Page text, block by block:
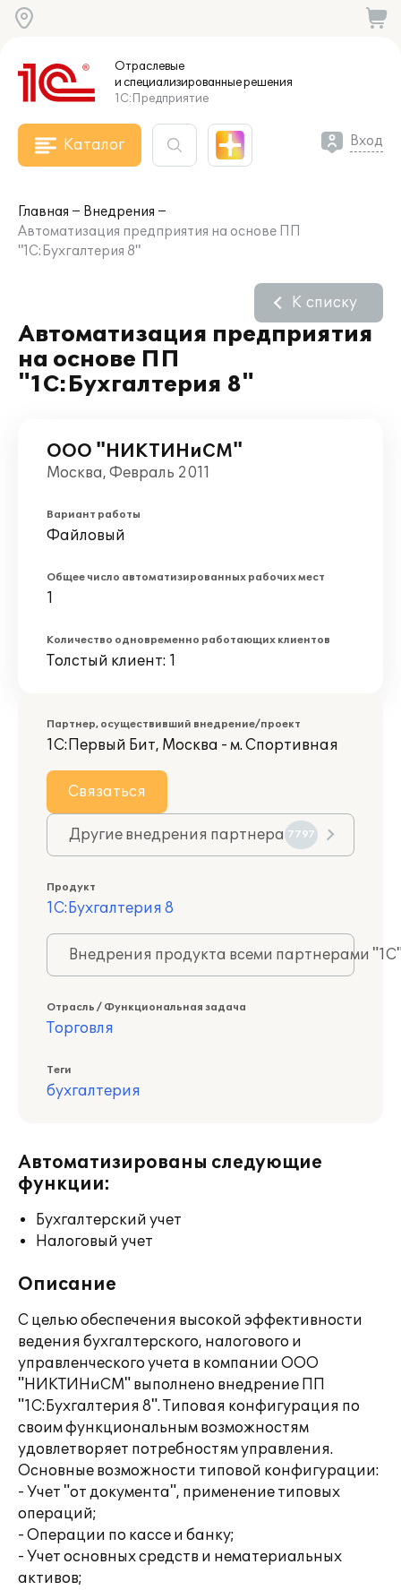
Отраслевые
и специализированныерешения
1С:Предприятие
Каталог Вход
Главная
Внедрения
Автоматизация предприятия на основе ПП
"1С:Бухгалтерия 8"
Автоматизация предприятия
на основе ПП
"1С:Бухгалтерия 8"
К списку
ООО "НИКТИНиСМ"
Москва, Февраль 2011
Вариант работы
Файловый
Общее число автоматизированных рабочих мест
1
Количество одновременно работающих клиентов
Толстый клиент: 1
Партнер, осуществивший внедрение/проект
1С:Первый Бит, Москва - м. Спортивная
Связаться
Другие внедрения партнера 7797
Продукт
1С:Бухгалтерия 8
Внедрения продукта всеми партнерами
Отрасль / Функциональная задача
Торговля
Теги
бухгалтерия
Автоматизированы следующие
функции:
Бухгалтерский учет
Налоговый учет
Описание
С целью обеспечения высокой эффективности
ведения бухгалтерского, налогового и
управленческого учета в компании ООО
"НИКТИНиСМ" выполнено внедрение ПП
"1С:Бухгалтерия 8". Типовая конфигурация по
своим функциональным возможностям
удовлетворяет потребностям управления.
Основные возможности типовой конфигурации:
- Учет "от документа", применение типовых
операций;
- Операции по кассе и банку;
- Учет основных средств и нематериальных
активов;